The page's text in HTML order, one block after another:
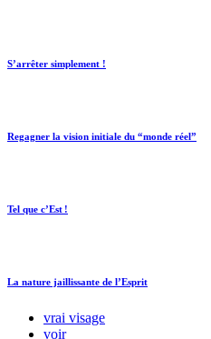
S’arrêter simplement !
Regagner la vision initiale du “monde réel”
Tel que c’Est !
La nature jaillissante de l’Esprit
vrai visage
voir